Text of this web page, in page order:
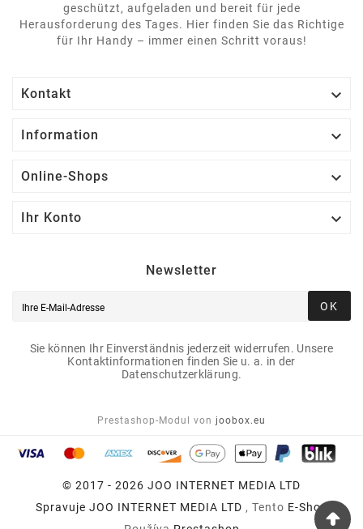
geschützt, aufgeladen und bereit für jede
Herausforderung des Tages. Hier finden Sie das Richtige
für Ihr Handy – immer einen Schritt voraus!
Kontakt 
Information 
Online-Shops 
Ihr Konto 
Newsletter
OK
Sie können Ihr Einverständnis jederzeit widerrufen. Unsere
Kontaktinformationen finden Sie u. a. in der
Datenschutzerklärung.
Prestashop-Modul von joobox.eu
© 2017 - 2026 JOO INTERNET MEDIA LTD
Spravuje JOO INTERNET MEDIA LTD , Tento E-Shop